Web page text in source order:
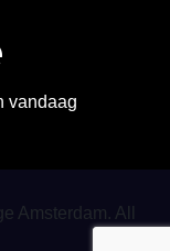
vandaag
Amsterdam. All